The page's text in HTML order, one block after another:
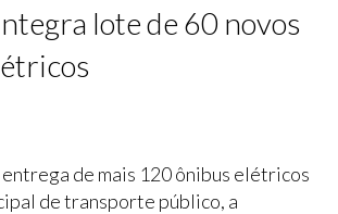
lote de 60 novos
entrega de mais 120 ônibus elétricos
de transporte público, a